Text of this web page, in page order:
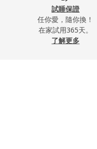
試睡保證
任你愛，隨你換！
在家試用365天。
了解更多